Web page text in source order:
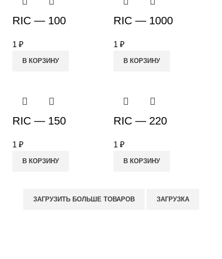
RIC — 100
1 ₽
В КОРЗИНУ
RIC — 1000
1 ₽
В КОРЗИНУ
RIC — 150
1 ₽
В КОРЗИНУ
RIC — 220
1 ₽
В КОРЗИНУ
ЗАГРУЗИТЬ БОЛЬШЕ ТОВАРОВ ЗАГРУЗКА